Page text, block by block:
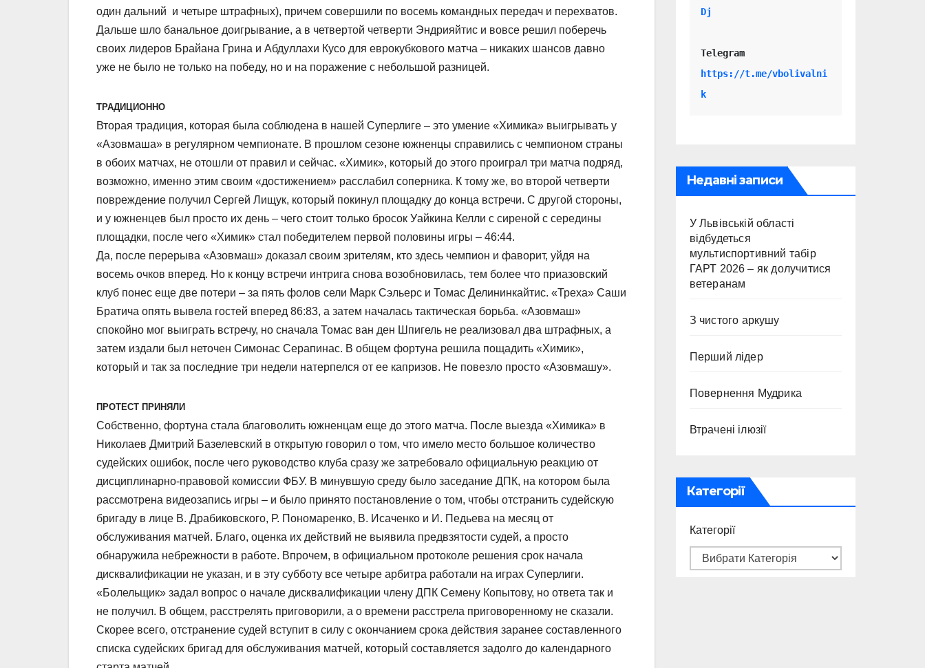
один дальний и четыре штрафных), причем совершили по восемь командных передач и перехватов.
Дальше шло банальное доигрывание, а в четвертой четверти Эндрияйтис и вовсе решил поберечь
своих лидеров Брайана Грина и Абдуллахи Кусо для еврокубкового матча – никаких шансов давно
уже не было не только на победу, но и на поражение с небольшой разницей.
ТРАДИЦИОННО
Вторая традиция, которая была соблюдена в нашей Суперлиге – это умение «Химика» выигрывать у
«Азовмаша» в регулярном чемпионате. В прошлом сезоне южненцы справились с чемпионом страны
в обоих матчах, не отошли от правил и сейчас. «Химик», который до этого проиграл три матча подряд,
возможно, именно этим своим «достижением» расслабил соперника. К тому же, во второй четверти
повреждение получил Сергей Лищук, который покинул площадку до конца встречи. С другой стороны,
и у южненцев был просто их день – чего стоит только бросок Уайкина Келли с сиреной с середины
площадки, после чего «Химик» стал победителем первой половины игры – 46:44.
Да, после перерыва «Азовмаш» доказал своим зрителям, кто здесь чемпион и фаворит, уйдя на
восемь очков вперед. Но к концу встречи интрига снова возобновилась, тем более что приазовский
клуб понес еще две потери – за пять фолов сели Марк Сэльерс и Томас Делининкайтис. «Треха» Саши
Братича опять вывела гостей вперед 86:83, а затем началась тактическая борьба. «Азовмаш»
спокойно мог выиграть встречу, но сначала Томас ван ден Шпигель не реализовал два штрафных, а
затем издали был неточен Симонас Серапинас. В общем фортуна решила пощадить «Химик»,
который и так за последние три недели натерпелся от ее капризов. Не повезло просто «Азовмашу».
ПРОТЕСТ ПРИНЯЛИ
Собственно, фортуна стала благоволить южненцам еще до этого матча. После выезда «Химика» в
Николаев Дмитрий Базелевский в открытую говорил о том, что имело место большое количество
судейских ошибок, после чего руководство клуба сразу же затребовало официальную реакцию от
дисциплинарно-правовой комиссии ФБУ. В минувшую среду было заседание ДПК, на котором была
рассмотрена видеозапись игры – и было принято постановление о том, чтобы отстранить судейскую
бригаду в лице В. Драбиковского, Р. Пономаренко, В. Исаченко и И. Педьева на месяц от
обслуживания матчей. Благо, оценка их действий не выявила предвзятости судей, а просто
обнаружила небрежности в работе. Впрочем, в официальном протоколе решения срок начала
дисквалификации не указан, и в эту субботу все четыре арбитра работали на играх Суперлиги.
«Болельщик» задал вопрос о начале дисквалификации члену ДПК Семену Копытову, но ответа так и
не получил. В общем, расстрелять приговорили, а о времени расстрела приговоренному не сказали.
Скорее всего, отстранение судей вступит в силу с окончанием срока действия заранее составленного
списка судейских бригад для обслуживания матчей, который составляется задолго до календарного
Dj
Telegram
https://t.me/vbolivalni
k
Недавні записи
У Львівській області
відбудеться
мультиспортивний табір
ГАРТ 2026 – як долучитися
ветеранам
З чистого аркушу
Перший лідер
Повернення Мудрика
Втрачені ілюзії
Категорії
Категорії